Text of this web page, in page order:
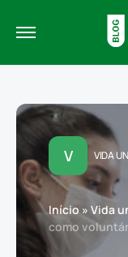
V VIDA
Início » Vida
como